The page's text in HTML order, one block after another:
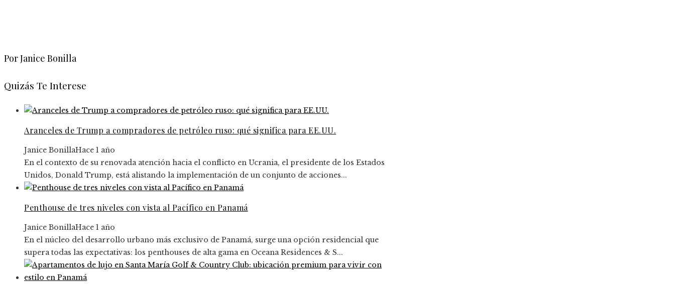
Por Janice Bonilla
Quizás Te Interese
Aranceles de Trump a compradores de petróleo ruso: qué significa para EE.UU.
Janice BonillaHace 1 año
En el contexto de su renovada atención hacia el conflicto en Ucrania, el presidente de los Estados
Unidos, Donald Trump, está alistando la implementación de un conjunto de acciones...
Penthouse de tres niveles con vista al Pacífico en Panamá
Janice BonillaHace 1 año
En el núcleo del desarrollo urbano más exclusivo de Panamá, surge una opción residencial que
supera todas las expectativas: los penthouses de alta gama en Oceana Residences & S...